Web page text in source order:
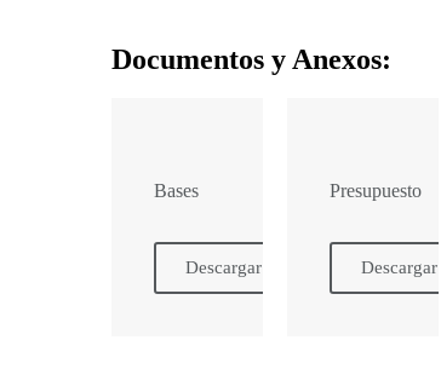
Documentos y Anexos:
Bases
Descargar
Presupuesto
Descargar